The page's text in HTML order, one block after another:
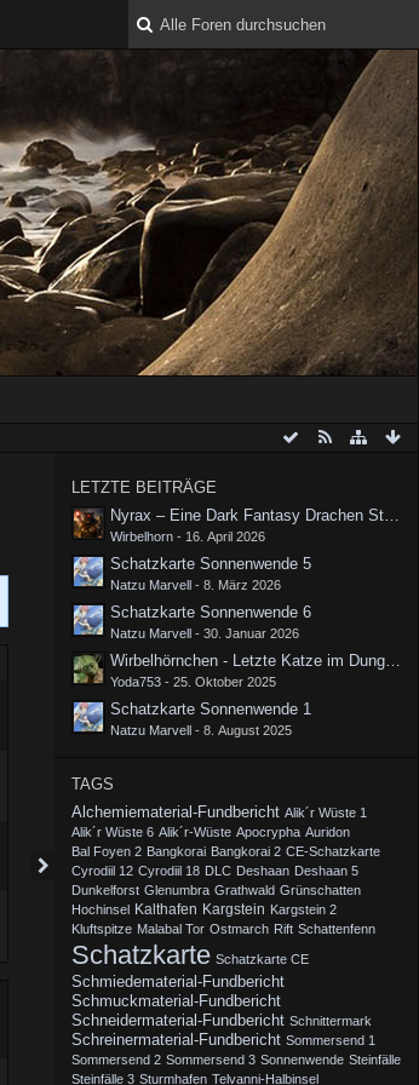
LETZTE BEITRÄGE
Nyrax – Eine Dark Fantasy Drachen Story
Wirbelhorn - 16. April 2026
Schatzkarte Sonnenwende 5
Natzu Marvell - 8. März 2026
Schatzkarte Sonnenwende 6
Natzu Marvell - 30. Januar 2026
Wirbelhörnchen - Letzte Katze im Dungeon
Yoda753 - 25. Oktober 2025
Schatzkarte Sonnenwende 1
Natzu Marvell - 8. August 2025
TAGS
Alchemiematerial-Fundbericht Alik´r Wüste 1
Alik´r Wüste 6 Alik´r-Wüste Apocrypha Auridon
Bal Foyen 2 Bangkorai Bangkorai 2 CE-Schatzkarte
Cyrodiil 12 Cyrodiil 18 DLC Deshaan Deshaan 5
Dunkelforst Glenumbra Grathwald Grünschatten
Hochinsel Kalthafen Kargstein Kargstein 2
Kluftspitze Malabal Tor Ostmarch Rift Schattenfenn
Schatzkarte Schatzkarte CE
Schmiedematerial-Fundbericht
Schmuckmaterial-Fundbericht
Schneidermaterial-Fundbericht Schnittermark
Schreinermaterial-Fundbericht Sommersend 1
Sommersend 2 Sommersend 3 Sonnenwende Steinfälle
Steinfälle 3 Sturmhafen Telvanni-Halbinsel